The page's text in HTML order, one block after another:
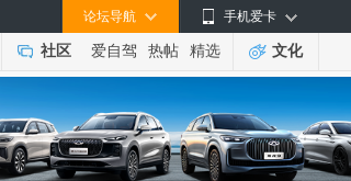
手机爱卡
论坛导航
社区 爱自驾 热帖 精选 文化